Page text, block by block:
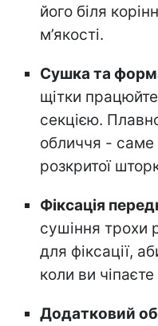
його біля
м’якості.
Сушка та
щітки
секцією.
обличчя - саме
розкритої
Фіксація
сушіння трохи
для фіксації,
коли ви
Додатковий